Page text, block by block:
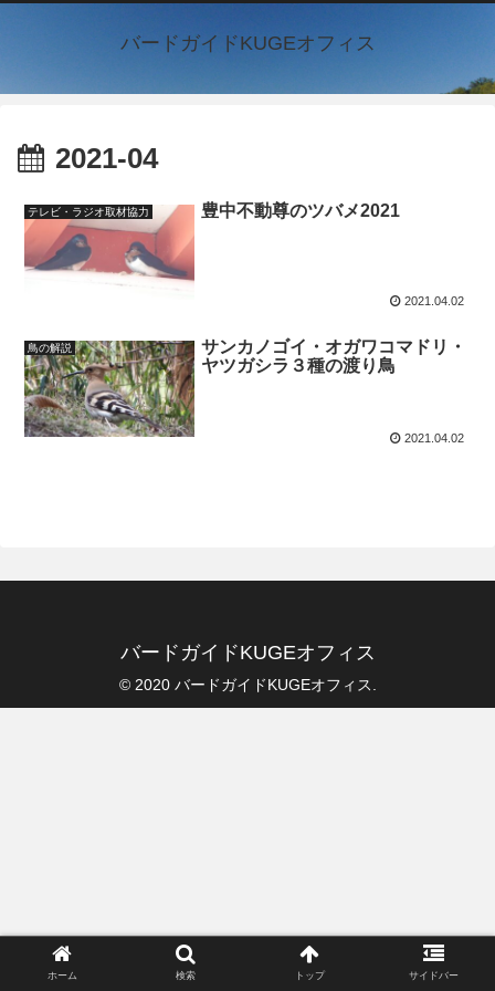
バードガイドKUGEオフィス
2021-04
テレビ・ラジオ取材協力 豊中不動尊のツバメ2021
2021.04.02
鳥の解説
サンカノゴイ・オガワコマドリ・
ヤツガシラ３種の渡り鳥
2021.04.02
バードガイドKUGEオフィス
© 2020 バードガイドKUGEオフィス.
ホーム 検索 トップ サイドバー